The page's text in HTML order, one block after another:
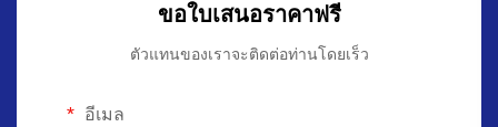
ขอใบเสนอราคาฟรี
ตัวแทนของเราจะติดต่อท่านโดยเร็ว
อีเมล